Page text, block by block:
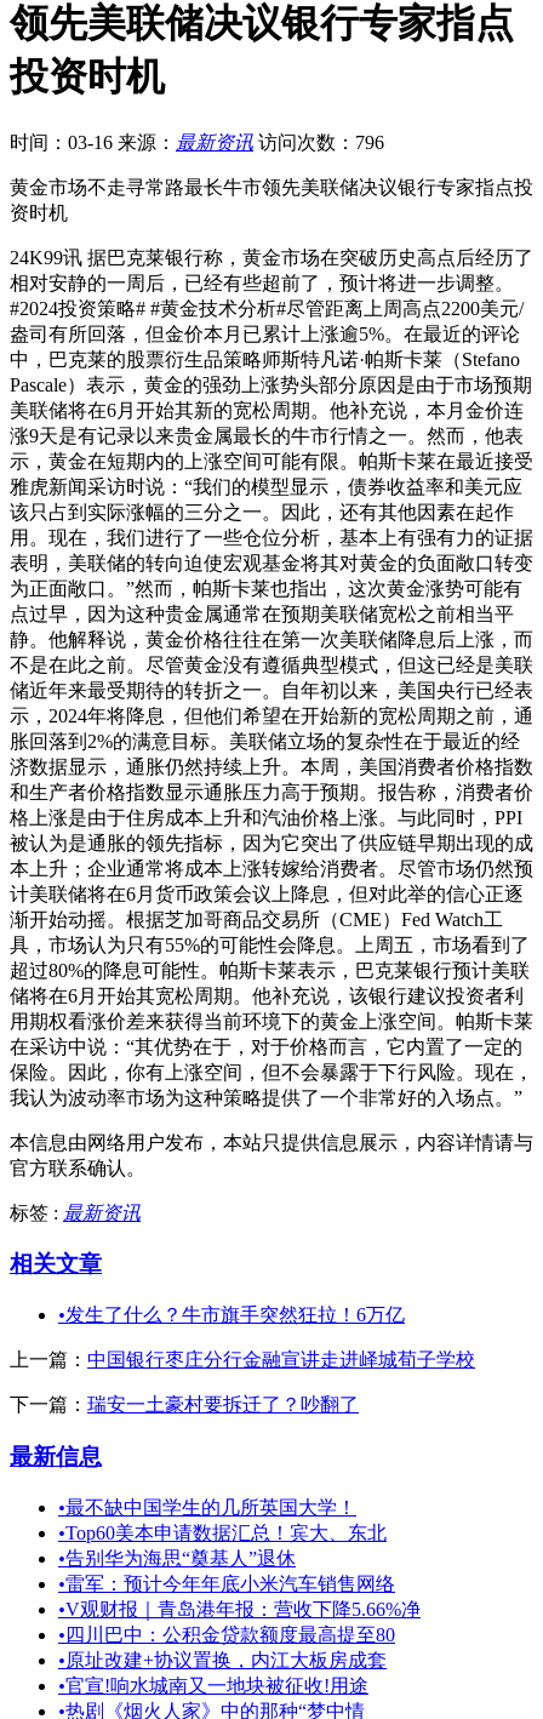
领先美联储决议银行专家指点
投资时机
时间：03-16 来源： 最新资讯 访问次数：796
黄金市场不走寻常路最长牛市领先美联储决议银行专家指点投
资时机
24K99讯 据巴克莱银行称，黄金市场在突破历史高点后经历了
相对安静的一周后，已经有些超前了，预计将进一步调整。
#2024投资策略# #黄金技术分析#尽管距离上周高点2200美元/
盎司有所回落，但金价本月已累计上涨逾5%。在最近的评论
中，巴克莱的股票衍生品策略师斯特凡诺·帕斯卡莱（Stefano
Pascale）表示，黄金的强劲上涨势头部分原因是由于市场预期
美联储将在6月开始其新的宽松周期。他补充说，本月金价连
涨9天是有记录以来贵金属最长的牛市行情之一。然而，他表
示，黄金在短期内的上涨空间可能有限。帕斯卡莱在最近接受
雅虎新闻采访时说：“我们的模型显示，债券收益率和美元应
该只占到实际涨幅的三分之一。因此，还有其他因素在起作
用。现在，我们进行了一些仓位分析，基本上有强有力的证据
表明，美联储的转向迫使宏观基金将其对黄金的负面敞口转变
为正面敞口。”然而，帕斯卡莱也指出，这次黄金涨势可能有
点过早，因为这种贵金属通常在预期美联储宽松之前相当平
静。他解释说，黄金价格往往在第一次美联储降息后上涨，而
不是在此之前。尽管黄金没有遵循典型模式，但这已经是美联
储近年来最受期待的转折之一。自年初以来，美国央行已经表
示，2024年将降息，但他们希望在开始新的宽松周期之前，通
胀回落到2%的满意目标。美联储立场的复杂性在于最近的经
济数据显示，通胀仍然持续上升。本周，美国消费者价格指数
和生产者价格指数显示通胀压力高于预期。报告称，消费者价
格上涨是由于住房成本上升和汽油价格上涨。与此同时，PPI
被认为是通胀的领先指标，因为它突出了供应链早期出现的成
本上升；企业通常将成本上涨转嫁给消费者。尽管市场仍然预
计美联储将在6月货币政策会议上降息，但对此举的信心正逐
渐开始动摇。根据芝加哥商品交易所（CME）Fed Watch工
具，市场认为只有55%的可能性会降息。上周五，市场看到了
超过80%的降息可能性。帕斯卡莱表示，巴克莱银行预计美联
储将在6月开始其宽松周期。他补充说，该银行建议投资者利
用期权看涨价差来获得当前环境下的黄金上涨空间。帕斯卡莱
在采访中说：“其优势在于，对于价格而言，它内置了一定的
保险。因此，你有上涨空间，但不会暴露于下行风险。现在，
我认为波动率市场为这种策略提供了一个非常好的入场点。”
本信息由网络用户发布， 本站只提供信息展示，内容详情请与
官方联系确认。
标签 : 最新资讯
相关文章
•发生了什么？牛市旗手突然狂拉！6万亿
上一篇： 中国银行枣庄分行金融宣讲走进峄城荀子学校
下一篇： 瑞安一土豪村要拆迁了？吵翻了
最新信息
•最不缺中国学生的几所英国大学！
•Top60美本申请数据汇总！宾大、东北
•告别华为海思“奠基人”退休
•雷军：预计今年年底小米汽车销售网络
•V观财报｜青岛港年报：营收下降5.66%净
• 四川巴中：公积金贷款额度最高提至80
•原址改建+协议置换，内江大板房成套
•官宣!响水城南又一地块被征收!用途
•热剧《烟火人家》中的那种“梦中情